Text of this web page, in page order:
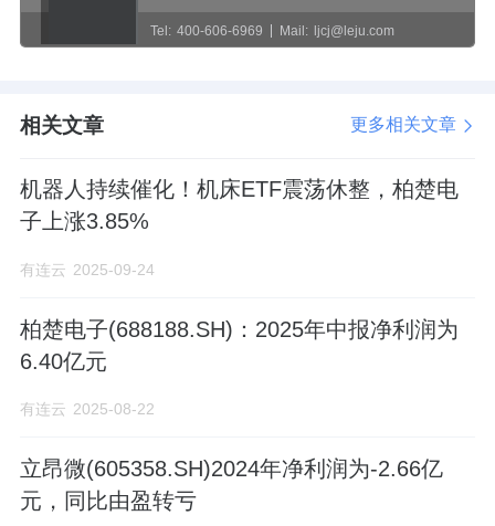
Tel: 400-606-6969 Mail: ljcj@leju.com
相关文章 更多相关文章
机器人持续催化！机床ETF震荡休整，柏楚电
子上涨3.85%
有连云 2025-09-24
柏楚电子(688188.SH)：2025年中报净利润为
6.40亿元
有连云 2025-08-22
立昂微(605358.SH)2024年净利润为-2.66亿
元，同比由盈转亏